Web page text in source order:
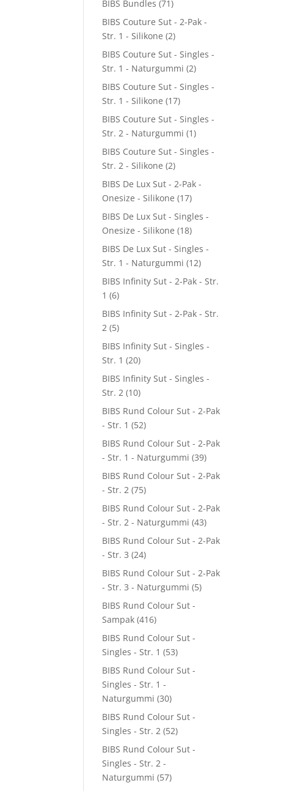
BIBS Bundles (71)
BIBS Couture Sut - 2-Pak -
Str. 1 - Silikone (2)
BIBS Couture Sut - Singles -
Str. 1 - Naturgummi (2)
BIBS Couture Sut - Singles -
Str. 1 - Silikone (17)
BIBS Couture Sut - Singles -
Str. 2 - Naturgummi (1)
BIBS Couture Sut - Singles -
Str. 2 - Silikone (2)
BIBS De Lux Sut - 2-Pak -
Onesize - Silikone (17)
BIBS De Lux Sut - Singles -
Onesize - Silikone (18)
BIBS De Lux Sut - Singles -
Str. 1 - Naturgummi (12)
BIBS Infinity Sut - 2-Pak - Str.
1 (6)
BIBS Infinity Sut - 2-Pak - Str.
2 (5)
BIBS Infinity Sut - Singles -
Str. 1 (20)
BIBS Infinity Sut - Singles -
Str. 2 (10)
BIBS Rund Colour Sut - 2-Pak
- Str. 1 (52)
BIBS Rund Colour Sut - 2-Pak
- Str. 1 - Naturgummi (39)
BIBS Rund Colour Sut - 2-Pak
- Str. 2 (75)
BIBS Rund Colour Sut - 2-Pak
- Str. 2 - Naturgummi (43)
BIBS Rund Colour Sut - 2-Pak
- Str. 3 (24)
BIBS Rund Colour Sut - 2-Pak
- Str. 3 - Naturgummi (5)
BIBS Rund Colour Sut -
Sampak (416)
BIBS Rund Colour Sut -
Singles - Str. 1 (53)
BIBS Rund Colour Sut -
Singles - Str. 1 -
Naturgummi (30)
BIBS Rund Colour Sut -
Singles - Str. 2 (52)
BIBS Rund Colour Sut -
Singles - Str. 2 -
Naturgummi (57)